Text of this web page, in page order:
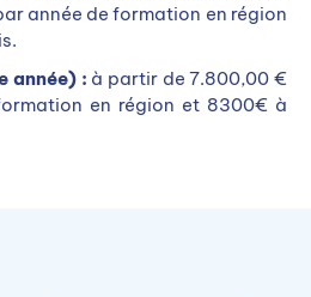
année de formation en région
année) : à partir de 7.800,00 €
en région et 8300€ à